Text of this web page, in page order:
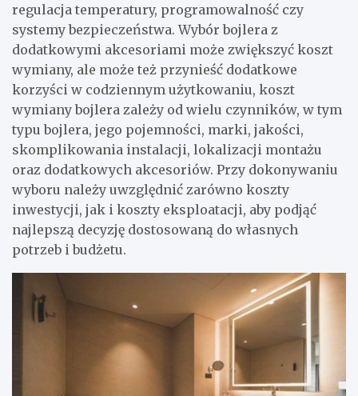
regulacja temperatury, programowalność czy
systemy bezpieczeństwa. Wybór bojlera z
dodatkowymi akcesoriami może zwiększyć koszt
wymiany, ale może też przynieść dodatkowe
korzyści w codziennym użytkowaniu, koszt
wymiany bojlera zależy od wielu czynników, w tym
typu bojlera, jego pojemności, marki, jakości,
skomplikowania instalacji, lokalizacji montażu
oraz dodatkowych akcesoriów. Przy dokonywaniu
wyboru należy uwzględnić zarówno koszty
inwestycji, jak i koszty eksploatacji, aby podjąć
najlepszą decyzję dostosowaną do własnych
potrzeb i budżetu.